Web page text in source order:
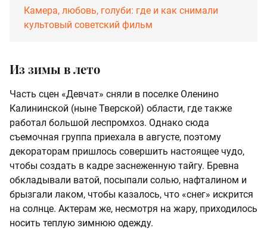
Камера, любовь, голуби: где и как снимали
культовый советский фильм
Из зимы в лето
Часть сцен «Девчат» сняли в поселке Оленино
Калининской (ныне Тверской) области, где также
работал большой леспромхоз. Однако сюда
съемочная группа приехала в августе, поэтому
декораторам пришлось совершить настоящее чудо,
чтобы создать в кадре заснеженную тайгу. Бревна
обкладывали ватой, посыпали солью, нафталином и
брызгали лаком, чтобы казалось, что «снег» искрится
на солнце. Актерам же, несмотря на жару, приходилось
носить теплую зимнюю одежду.